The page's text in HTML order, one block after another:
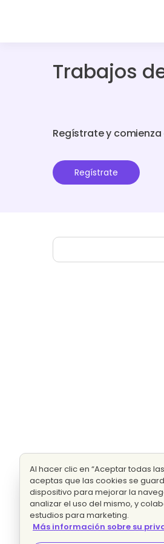
Trabajos
Regístrate y
Regístrate
Al hacer clic en “Aceptar todas
aceptas que las cookies se
dispositivo para mejorar la
analizar el uso del mismo, y
estudios para marketing.
Más información sobre su